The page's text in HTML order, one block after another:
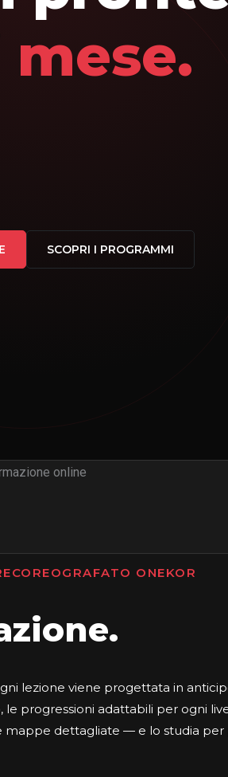
SCOPRI I PROGRAMMI
online
ONEKOR
lezione viene progettata in
progressioni adattabili per ogni
mappe dettagliate — e lo studia per